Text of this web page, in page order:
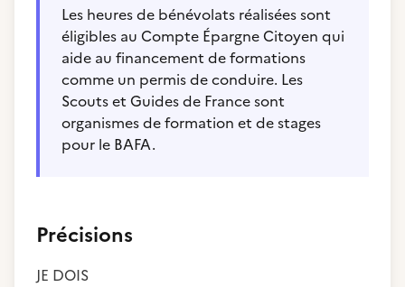
Les heures de bénévolats réalisées sont
éligibles au Compte Épargne Citoyen qui
aide au financement de formations
comme un permis de conduire. Les
Scouts et Guides de France sont
organismes de formation et de stages
pour le BAFA.
Précisions
JE DOIS